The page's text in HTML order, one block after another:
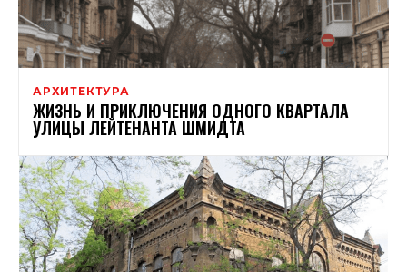
АРХИТЕКТУРА
ЖИЗНЬ И ПРИКЛЮЧЕНИЯ ОДНОГО КВАРТАЛА
УЛИЦЫ ЛЕЙТЕНАНТА ШМИДТА